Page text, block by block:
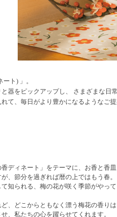
ト) 」。
器をピックアップし、 さまざまな
て、毎日がより豊かになるようなご提
ディネート」をテーマに、お香と香皿
、節分を過ぎれば暦の上ではもう春。
知られる、梅の花が咲く季節がやって
、どこからともなく漂う梅花の香りは
、私たちの心を躍らせてくれます。